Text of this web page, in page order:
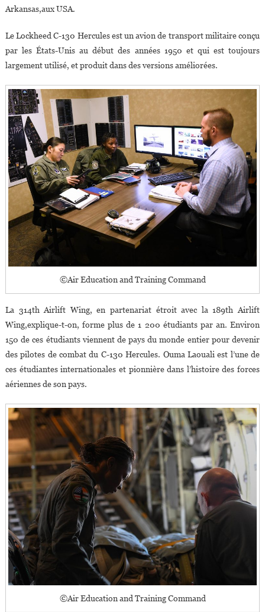
La
Lutte
Terrorisme
Arkansas,aux USA.
Le Lockheed C-130 Hercules est un avion de transport militaire conçu
par les États-Unis au début des années 1950 et qui est toujours
largement utilisé, et produit dans des versions améliorées.
©Air Education and Training Command
La 314th Airlift Wing, en partenariat étroit avec la 189th Airlift
Wing,explique-t-on, forme plus de 1 200 étudiants par an. Environ
150 de ces étudiants viennent de pays du monde entier pour devenir
des pilotes de combat du C-130 Hercules. Ouma Laouali est l’une de
ces étudiantes internationales et pionnière dans l’histoire des forces
aériennes de son pays.
©Air Education and Training Command